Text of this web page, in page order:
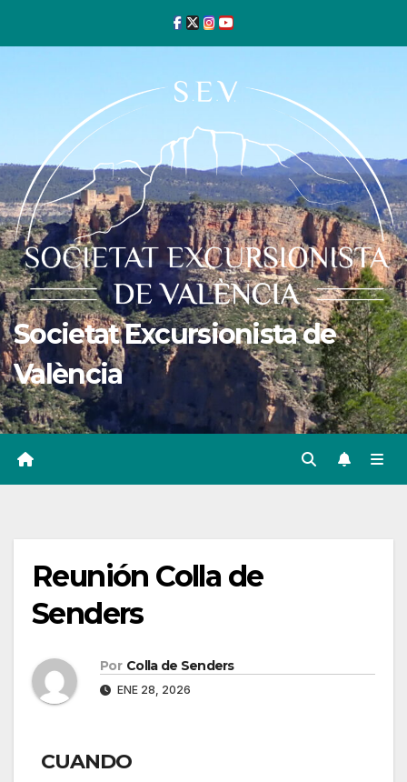
Societat Excursionista de
València
Reunión Colla de
Senders
Por Colla de Senders
ENE 28, 2026
CUANDO